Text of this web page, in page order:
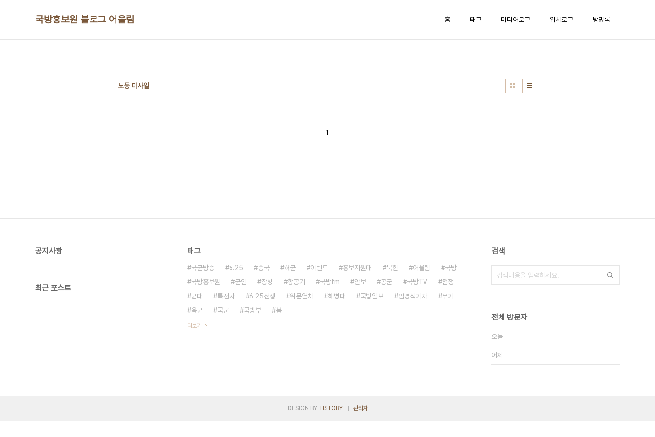
국방홍보원 블로그 어울림 홈 태그 미디어로그 위치로그 방명록
노동 미사일
1
공지사항
최근 포스트
태그
국군방송 6.25 중국 해군 이벤트 홍보지원대 북한 어울림
국방
국방홍보원
군인 장병 항공기 국방fm 안보 공군 국방TV
전쟁
군대
특전사 6.25전쟁 위문열차 해병대 국방일보 임영식기자
무기
육군
국군 국방부 붐
더보기
검색
전체 방문자
오늘
어제
DESIGN BY TISTORY 관리자